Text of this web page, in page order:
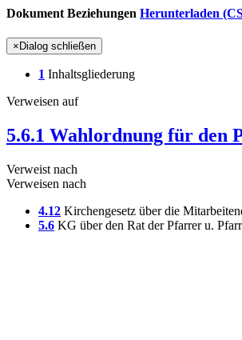
Dokument Beziehungen Herunterladen
× Dialog schließen
1 Inhaltsgliederung
Verweisen auf
5.6.1 Wahlordnung für den
Verweist nach
Verweisen nach
4.12 Kirchengesetz über die
5.6 KG über den Rat der Pfarrer u.